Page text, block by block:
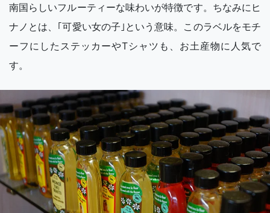
南国らしいフルーティーな味わいが特徴です。ちなみにヒ
ナノとは、｢可愛い女の子｣という意味。このラベルをモチ
ーフにしたステッカーやTシャツも、お土産物に人気で
す。